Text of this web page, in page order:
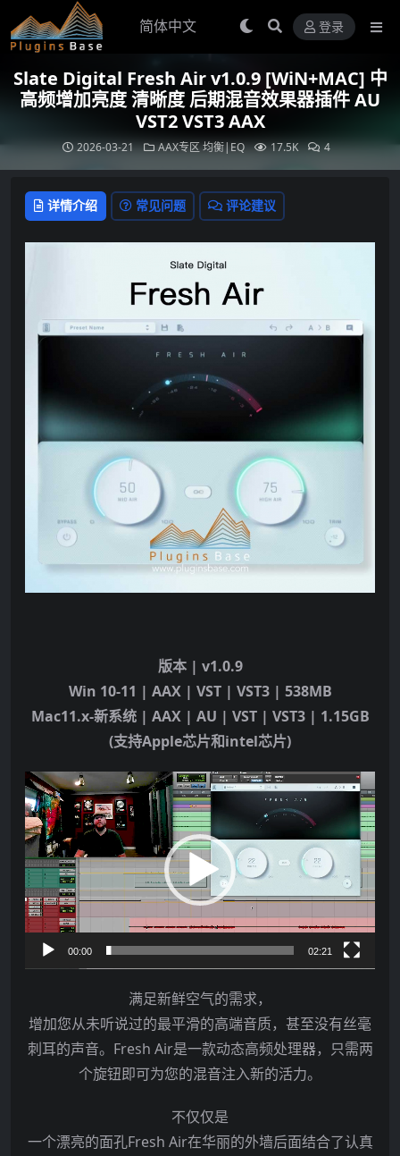
登录
Slate Digital Fresh Air v1.0.9 [WiN+MAC] 中
高频增加亮度 清晰度 后期混音效果器插件 AU
VST2 VST3 AAX
2026-03-21 AAX专区均衡|EQ 17.5K 4
详情介绍 常见问题 评论建议
版本| v1.0.9
Win 10-11 | AAX | VST | VST3 | 538MB
Mac11.x-新系统| AAX | AU | VST | VST3 | 1.15GB
(支持Apple芯片和intel芯片)
视
频
播
放
器
00:00 02:21
满足新鲜空气的需求，
增加您从未听说过的最平滑的高端音质，甚至没有丝毫
刺耳的声音。Fresh Air是一款动态高频处理器，只需两
个旋钮即可为您的混音注入新的活力。
不仅仅是
一个漂亮的面孔Fresh Air在华丽的外墙后面结合了认真